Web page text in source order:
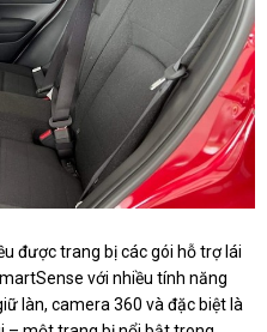
được trang bị các gói hỗ trợ lái
với nhiều tính năng
làn, camera 360 và đặc biệt là